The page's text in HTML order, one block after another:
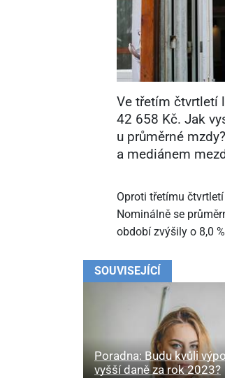
Ve třetím čtvrtletí
42 658 Kč. Jak
u průměrné
a mediánem
Oproti třetímu
Nominálně se
období zvýšily o 8,0
SOUVISEJÍCÍ
Poradna: Budu kvůli
vyšší daně za rok 2023?